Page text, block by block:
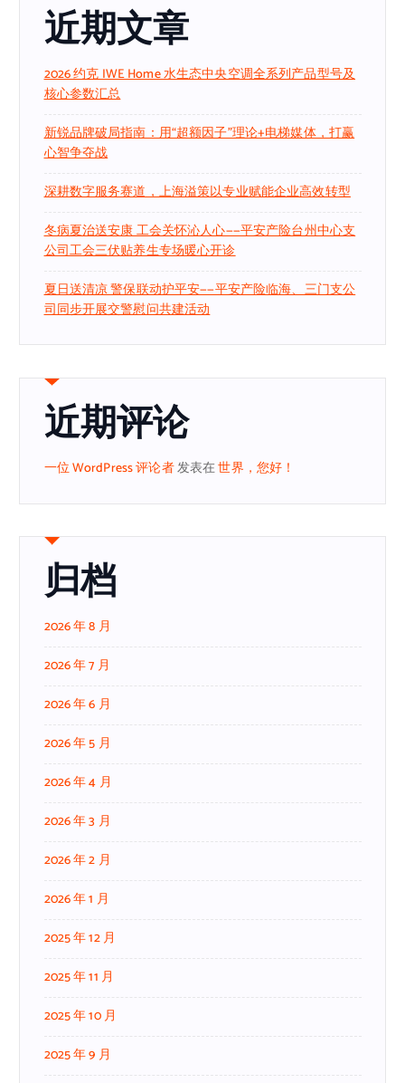
近期文章
2026 约克 IWE Home 水生态中央空调全系列产品型号及
核心参数汇总
新锐品牌破局指南：用“超额因子”理论+电梯媒体，打赢
心智争夺战
深耕数字服务赛道，上海溢策以专业赋能企业高效转型
冬病夏治送安康 工会关怀沁人心——平安产险台州中心支
公司工会三伏贴养生专场暖心开诊
夏日送清凉 警保联动护平安——平安产险临海、三门支公
司同步开展交警慰问共建活动
近期评论
一位 WordPress 评论者发表在世界，您好！
归档
2026 年 8 月
2026 年 7 月
2026 年 6 月
2026 年 5 月
2026 年 4 月
2026 年 3 月
2026 年 2 月
2026 年 1 月
2025 年 12 月
2025 年 11 月
2025 年 10 月
2025 年 9 月